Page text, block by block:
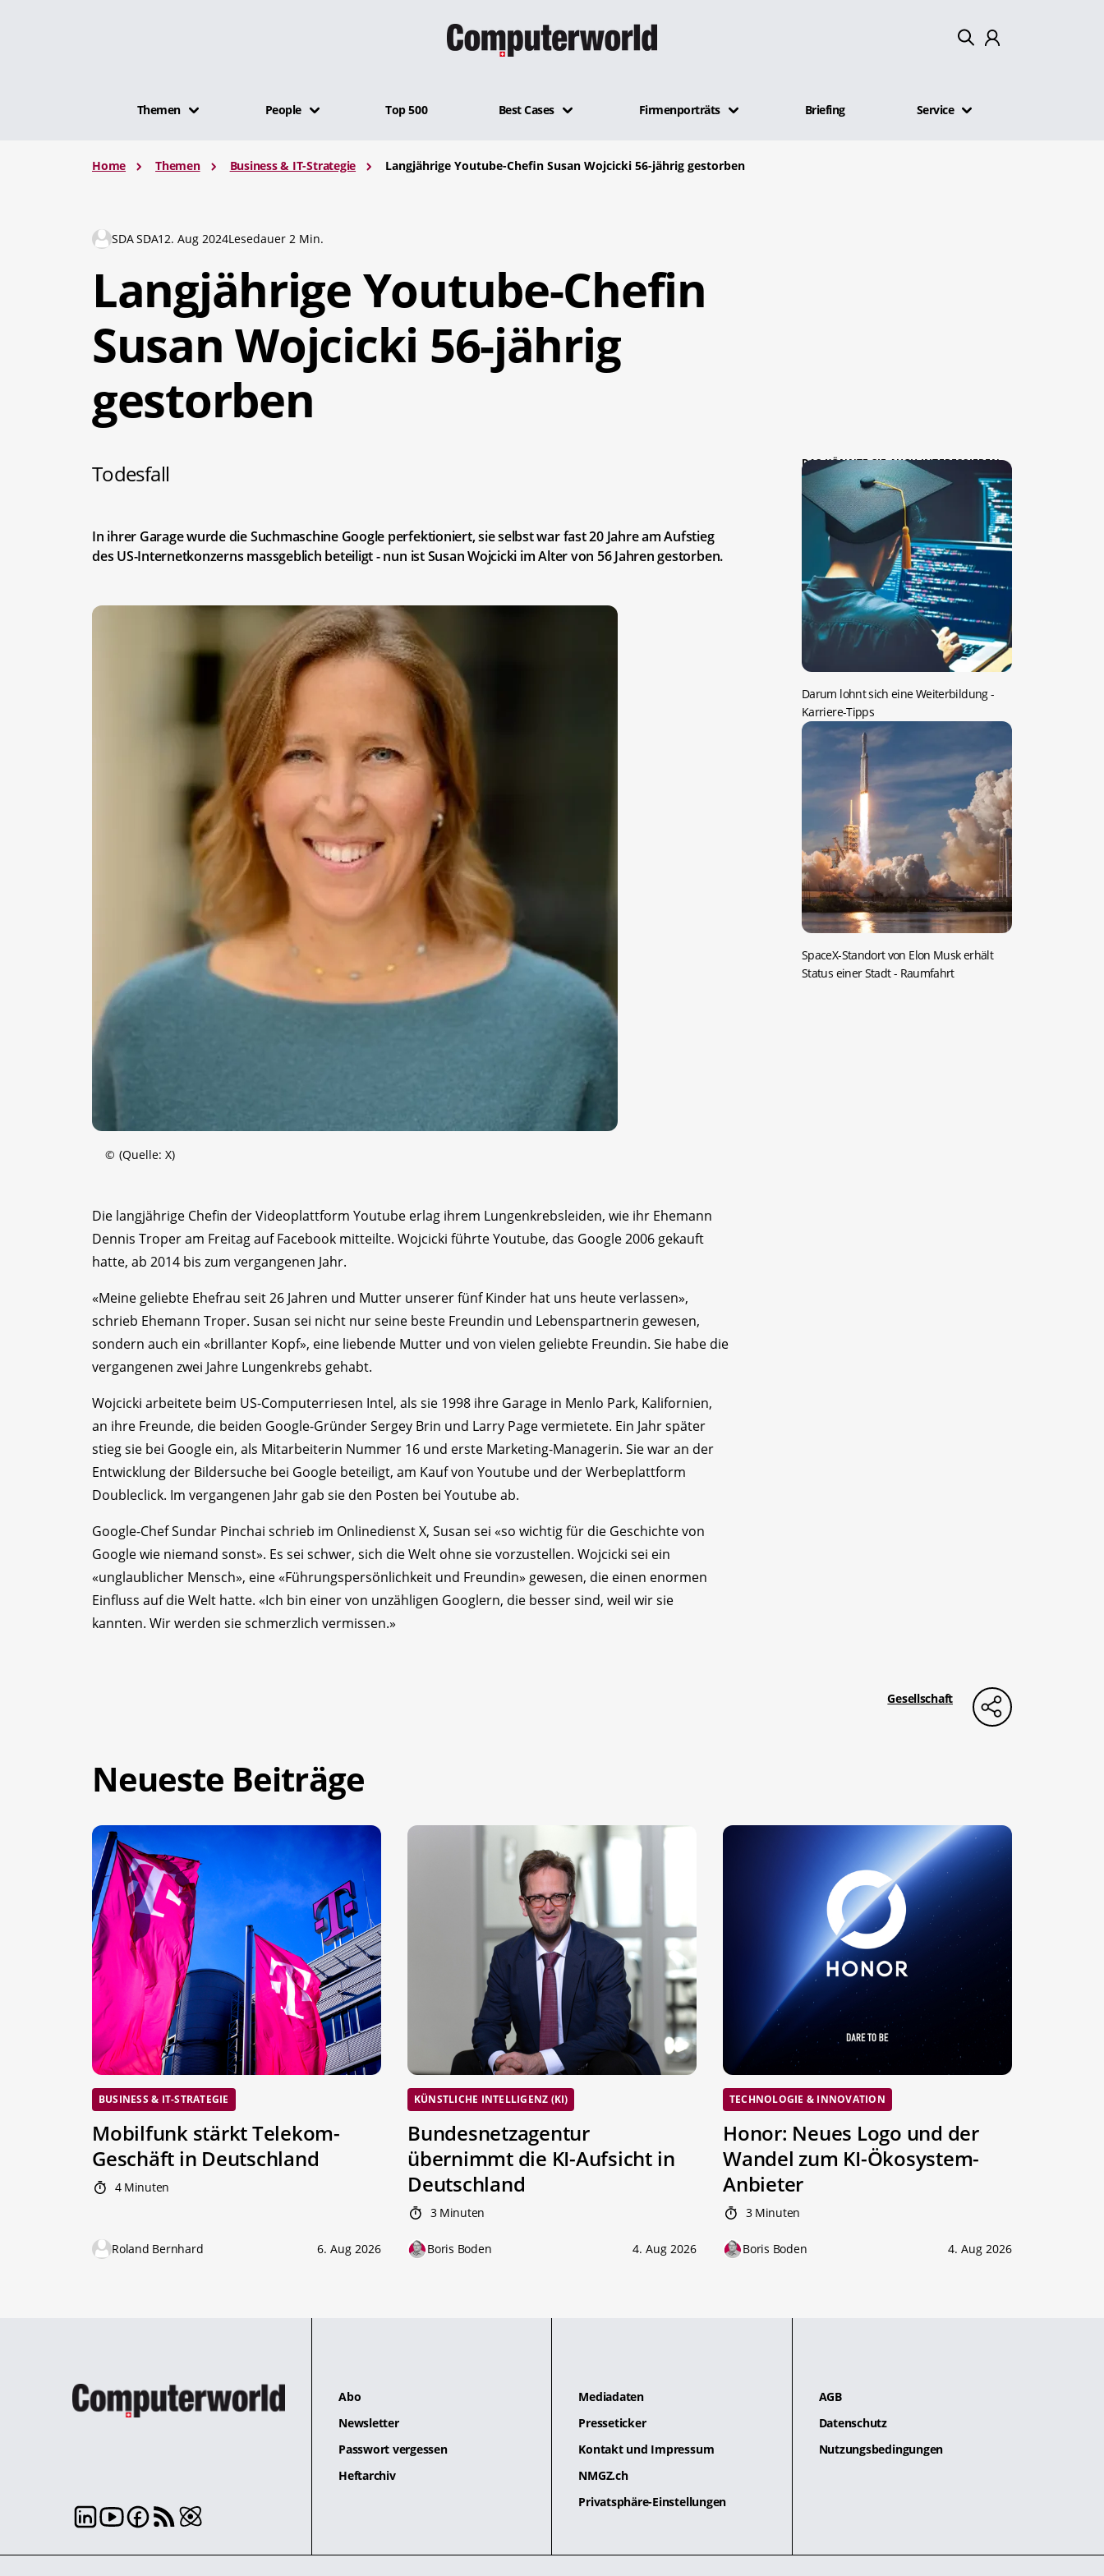
Themen People Top 500 Best Cases Firmenporträts Briefing Service
Home Themen Business & IT-Strategie Langjährige Youtube-Chefin Susan Wojcicki 56-jährig gestorben
SDA SDA12. Aug 2024Lesedauer 2 Min.
Langjährige Youtube-Chefin
Susan Wojcicki 56-jährig
gestorben
Todesfall
In ihrer Garage wurde die Suchmaschine Google perfektioniert, sie selbst war fast 20 Jahre am Aufstieg
des US-Internetkonzerns massgeblich beteiligt - nun ist Susan Wojcicki im Alter von 56 Jahren gestorben.
© (Quelle: X)
Die langjährige Chefin der Videoplattform Youtube erlag ihrem Lungenkrebsleiden, wie ihr Ehemann
Dennis Troper am Freitag auf Facebook mitteilte. Wojcicki führte Youtube, das Google 2006 gekauft
hatte, ab 2014 bis zum vergangenen Jahr.
«Meine geliebte Ehefrau seit 26 Jahren und Mutter unserer fünf Kinder hat uns heute verlassen»,
schrieb Ehemann Troper. Susan sei nicht nur seine beste Freundin und Lebenspartnerin gewesen,
sondern auch ein «brillanter Kopf», eine liebende Mutter und von vielen geliebte Freundin. Sie habe die
vergangenen zwei Jahre Lungenkrebs gehabt.
Wojcicki arbeitete beim US-Computerriesen Intel, als sie 1998 ihre Garage in Menlo Park, Kalifornien,
an ihre Freunde, die beiden Google-Gründer Sergey Brin und Larry Page vermietete. Ein Jahr später
stieg sie bei Google ein, als Mitarbeiterin Nummer 16 und erste Marketing-Managerin. Sie war an der
Entwicklung der Bildersuche bei Google beteiligt, am Kauf von Youtube und der Werbeplattform
Doubleclick. Im vergangenen Jahr gab sie den Posten bei Youtube ab.
Google-Chef Sundar Pinchai schrieb im Onlinedienst X, Susan sei «so wichtig für die Geschichte von
Google wie niemand sonst». Es sei schwer, sich die Welt ohne sie vorzustellen. Wojcicki sei ein
«unglaublicher Mensch», eine «Führungspersönlichkeit und Freundin» gewesen, die einen enormen
Einfluss auf die Welt hatte. «Ich bin einer von unzähligen Googlern, die besser sind, weil wir sie
kannten. Wir werden sie schmerzlich vermissen.»
DAS KÖNNTE SIE AUCH INTERESSIEREN:
Darum lohnt sich eine Weiterbildung-
Karriere-Tipps
SpaceX-Standort von Elon Musk erhält
Status einer Stadt- Raumfahrt
Gesellschaft
Neueste Beiträge
BUSINESS & IT-STRATEGIE
Mobilfunk stärkt Telekom-
Geschäft in Deutschland
4 Minuten
Roland Bernhard 6. Aug 2026
KÜNSTLICHE INTELLIGENZ (KI)
Bundesnetzagentur
übernimmt die KI-Aufsicht in
Deutschland
3 Minuten
Boris Boden 4. Aug 2026
TECHNOLOGIE & INNOVATION
Honor: Neues Logo und der
Wandel zum KI-Ökosystem-
Anbieter
3 Minuten
Boris Boden 4. Aug 2026
Abo
Newsletter
Passwort vergessen
Heftarchiv
Mediadaten
Presseticker
Kontakt und Impressum
NMGZ.ch
Privatsphäre-Einstellungen
AGB
Datenschutz
Nutzungsbedingungen